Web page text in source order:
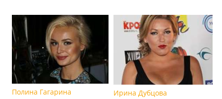
Полина Гагарина Ирина Дубцова